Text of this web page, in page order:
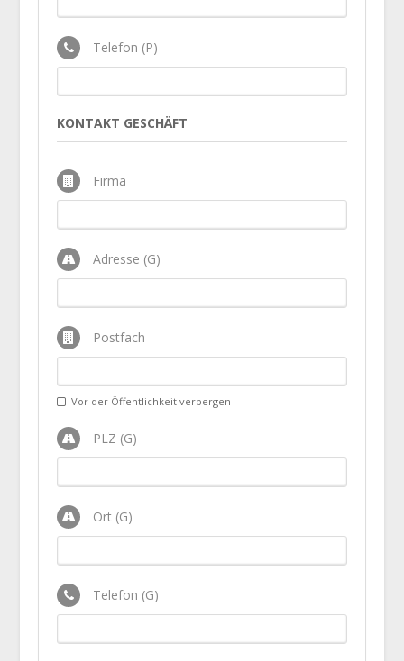
Telefon (P)
KONTAKT GESCHÄFT
Firma
Adresse (G)
Postfach
Vor der Öffentlichkeit verbergen
PLZ (G)
Ort (G)
Telefon (G)